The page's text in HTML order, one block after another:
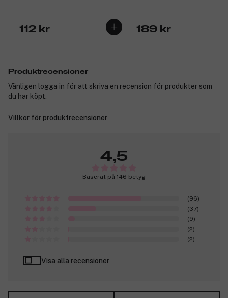
112 kr 189 kr
Produktrecensioner
Vänligen logga in för att skriva en recension för produkter som
du har köpt.
Villkor för produktrecensioner
4,5
Baserat på 146 betyg
(96)
(37)
(9)
(2)
(2)
Visa alla recensioner